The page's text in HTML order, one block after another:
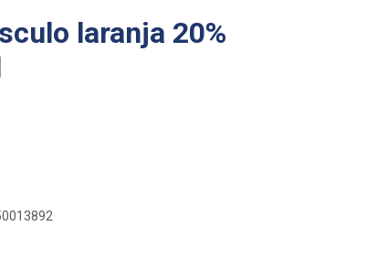
laranja 20%